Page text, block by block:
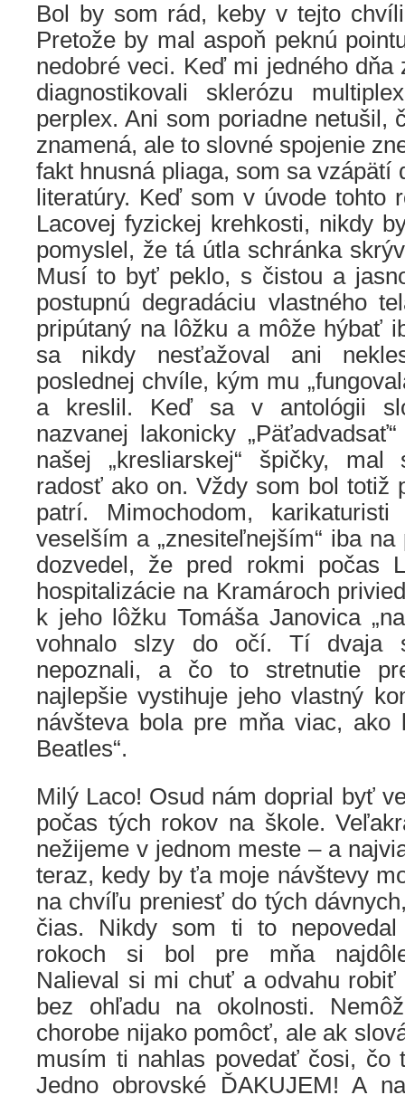
Bol by som rád, keby v tejto
Pretože by mal aspoň peknú
nedobré veci. Keď mi jedného dňa
diagnostikovali sklerózu
perplex. Ani som poriadne netušil,
znamená, ale to slovné spojenie
fakt hnusná pliaga, som sa vzápätí
literatúry. Keď som v úvode tohto
Lacovej fyzickej krehkosti, nikdy
pomyslel, že tá útla schránka
Musí to byť peklo, s čistou a
postupnú degradáciu vlastného
pripútaný na lôžku a môže hýbať
sa nikdy nesťažoval ani
poslednej chvíle, kým mu
a kreslil. Keď sa v antológii
nazvanej lakonicky
našej „kresliarskej“ špičky,
radosť ako on. Vždy som bol totiž
patrí. Mimochodom,
veselším a „znesiteľnejším“ iba
dozvedel, že pred rokmi počas
hospitalizácie na Kramároch
k jeho lôžku Tomáša Janovica
vohnalo slzy do očí. Tí dvaja
nepoznali, a čo to stretnutie
najlepšie vystihuje jeho vlastný
návšteva bola pre mňa viac, ako
Beatles“.
Milý Laco! Osud nám doprial byť
počas tých rokov na škole.
nežijeme v jednom meste – a
teraz, kedy by ťa moje návštevy
na chvíľu preniesť do tých
čias. Nikdy som ti to
rokoch si bol pre mňa
Nalieval si mi chuť a odvahu
bez ohľadu na okolnosti.
chorobe nijako pomôcť, ale ak
musím ti nahlas povedať čosi, čo
Jedno obrovské ĎAKUJEM! A